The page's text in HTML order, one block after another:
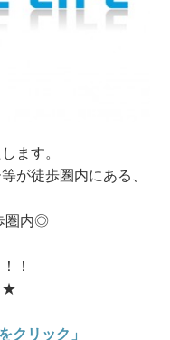
ます。
が徒歩圏内にある、
圏内◎
！
★
クリック」